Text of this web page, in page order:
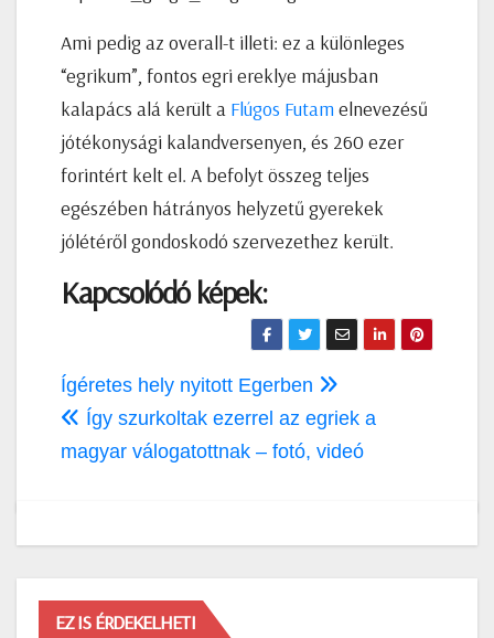
Ami pedig az overall-t illeti: ez a különleges
“egrikum”, fontos egri ereklye májusban
kalapács alá került a Flúgos Futamelnevezésű
jótékonysági kalandversenyen, és 260 ezer
forintért kelt el. A befolyt összeg teljes
egészében hátrányos helyzetű gyerekek
jólétéről gondoskodó szervezethez került.
Kapcsolódó képek:
Bejegyzés
navigáció
Ígéretes hely nyitott Egerben
Így szurkoltak ezerrel az egriek a
magyar válogatottnak – fotó, videó
EZ IS ÉRDEKELHETI